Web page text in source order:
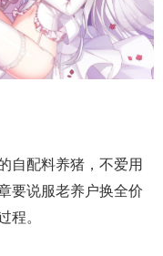
自配料养猪，不爱用
要说服老养户换全价
程。